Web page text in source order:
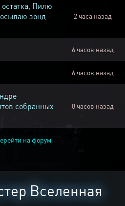
Пилю
зонд -
2 часа назад
6 часов назад
6 часов назад
собранных
8 часов назад
на форум
Вселенная